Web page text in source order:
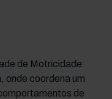
de Motricidade
onde coordena um
de